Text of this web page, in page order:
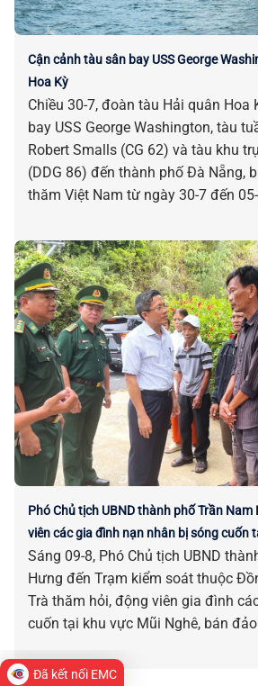
Cận cảnh tàu sân bay USS George
Hoa Kỳ
Chiều 30-7, đoàn tàu Hải quân Hoa
bay USS George Washington, tàu
Robert Smalls (CG 62) và tàu khu
(DDG 86) đến thành phố Đà Nẵng,
thăm Việt Nam từ ngày 30-7 đến
Phó Chủ tịch UBND thành phố Trần
viên các gia đình nạn nhân bị sóng cuốn
Sáng 09-8, Phó Chủ tịch UBND
Hưng đến Trạm kiểm soát thuộc
Trà thăm hỏi, động viên gia đình
cuốn tại khu vực Mũi Nghê, bán
Đã kết nối EMC